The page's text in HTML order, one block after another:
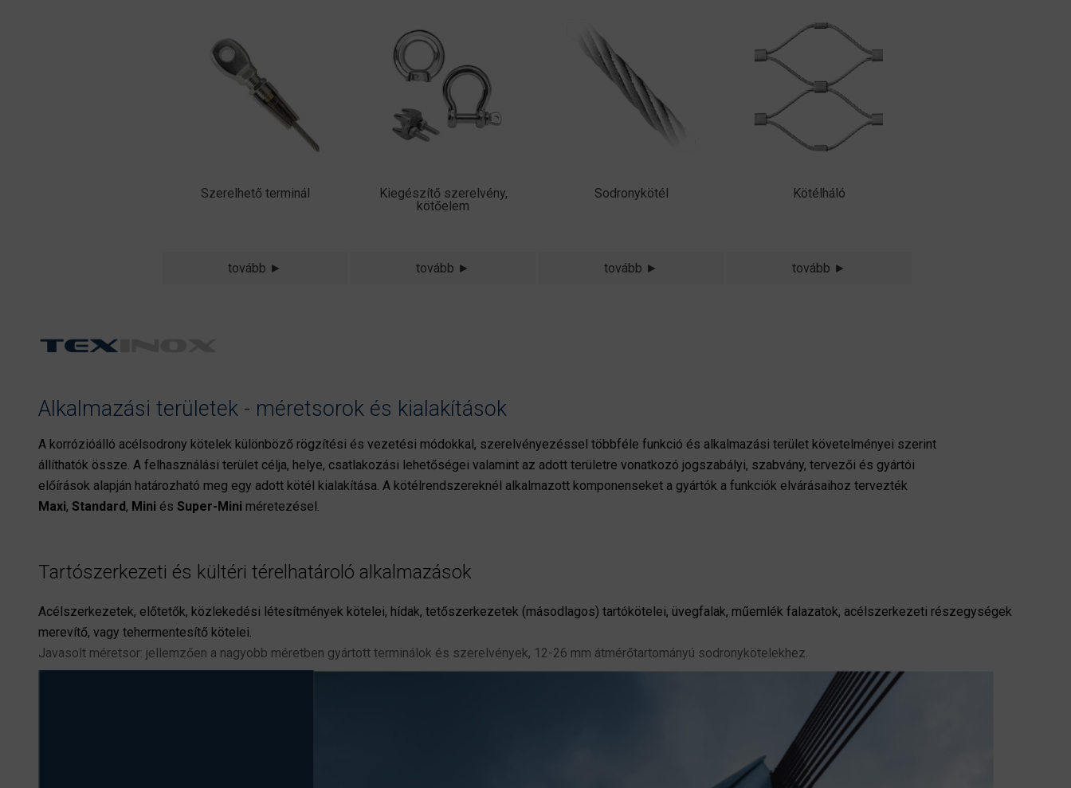
Szerelhető terminál
tovább ►
Kiegészítő szerelvény,
kötőelem
tovább ►
Sodronykötél
tovább ►
Kötélháló
tovább ►
Alkalmazási területek - méretsorok és kialakítások
A korrózióálló acélsodrony kötelek különböző rögzítési és vezetési módokkal, szerelvényezéssel többféle funkció és alkalmazási terület követelményei szerint
állíthatók össze. A felhasználási terület célja, helye, csatlakozási lehetőségei valamint az adott területre vonatkozó jogszabályi, szabvány, tervezői és gyártói
előírások alapján határozható meg egy adott kötél kialakítása. A kötélrendszereknél alkalmazott komponenseket a gyártók a funkciók elvárásaihoz tervezték
Maxi, Standard, Mini és Super-Mini méretezésel.
Tartószerkezeti és kültéri térelhatároló alkalmazások
Acélszerkezetek, előtetők, közlekedési létesítmények kötelei, hídak, tetőszerkezetek (másodlagos) tartókötelei, üvegfalak, műemlék falazatok, acélszerkezeti részegységek
merevítő, vagy tehermentesítő kötelei.
Javasolt méretsor: jellemzően a nagyobb méretben gyártott terminálok és szerelvények, 12-26 mm átmérőtartományú sodronykötelekhez.